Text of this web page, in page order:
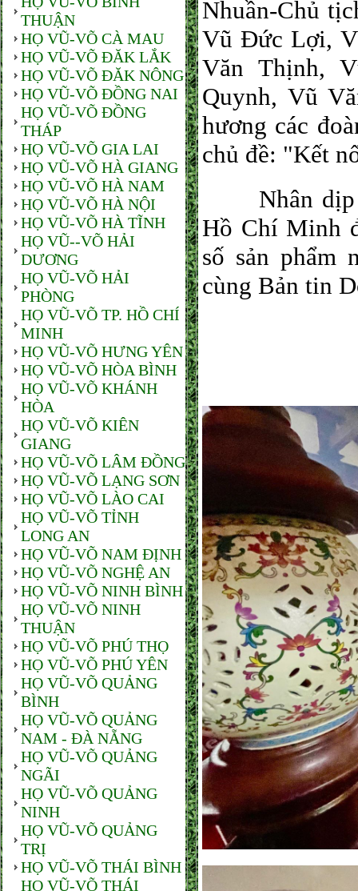
THUẬN
HỌ VŨ-VÕ CÀ MAU
HỌ VŨ-VÕ ĐĂK LẮK
HỌ VŨ-VÕ ĐĂK NÔNG
HỌ VŨ-VÕ ĐỒNG NAI
HỌ VŨ-VÕ ĐỒNG
THÁP
HỌ VŨ-VÕ GIA LAI
HỌ VŨ-VÕ HÀ GIANG
HỌ VŨ-VÕ HÀ NAM
HỌ VŨ-VÕ HÀ NỘI
HỌ VŨ-VÕ HÀ TĨNH
HỌ VŨ--VÕ HẢI
DƯƠNG
HỌ VŨ-VÕ HẢI
PHÒNG
HỌ VŨ-VÕ TP. HỒ CHÍ
MINH
HỌ VŨ-VÕ HƯNG YÊN
HỌ VŨ-VÕ HÒA BÌNH
HỌ VŨ-VÕ KHÁNH
HÒA
HỌ VŨ-VÕ KIÊN
GIANG
HỌ VŨ-VÕ LÂM ĐỒNG
HỌ VŨ-VÕ LẠNG SƠN
HỌ VŨ-VÕ LÀO CAI
HỌ VŨ-VÕ TỈNH
LONG AN
HỌ VŨ-VÕ NAM ĐỊNH
HỌ VŨ-VÕ NGHỆ AN
HỌ VŨ-VÕ NINH BÌNH
HỌ VŨ-VÕ NINH
THUẬN
HỌ VŨ-VÕ PHÚ THỌ
HỌ VŨ-VÕ PHÚ YÊN
HỌ VŨ-VÕ QUẢNG
BÌNH
HỌ VŨ-VÕ QUẢNG
NAM - ĐÀ NẴNG
HỌ VŨ-VÕ QUẢNG
NGÃI
HỌ VŨ-VÕ QUẢNG
NINH
HỌ VŨ-VÕ QUẢNG
TRỊ
HỌ VŨ-VÕ THÁI BÌNH
HỌ VŨ-VÕ THÁI
Nhuần-Chủ
Vũ Đức Lợi,
Văn Thịnh,
Quynh, Vũ
hương các
chủ đề: "Kết
Nhân dịp
Hồ Chí Minh
số sản phẩm
cùng Bản tin